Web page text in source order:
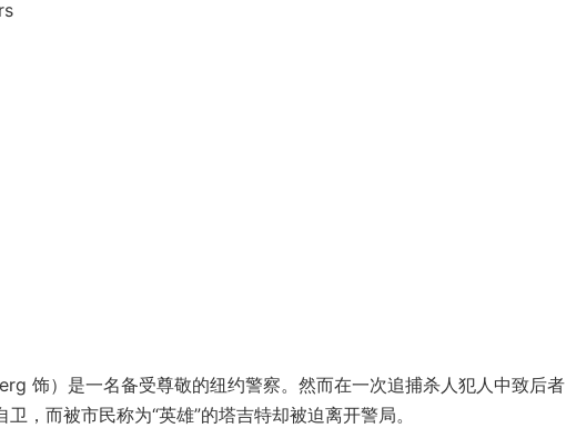
饰）是一名备受尊敬的纽约警察。然而在一次追捕杀人犯人中致后者
，而被市民称为“英雄”的塔吉特却被迫离开警局。